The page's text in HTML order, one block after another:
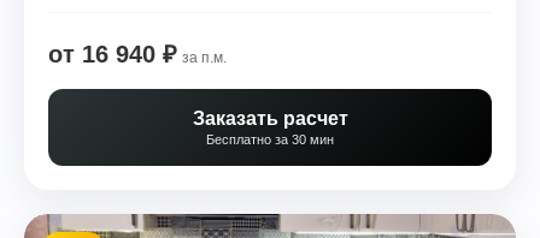
от 16 940 ₽ за п.м.
Заказать расчет
Бесплатно за 30 мин